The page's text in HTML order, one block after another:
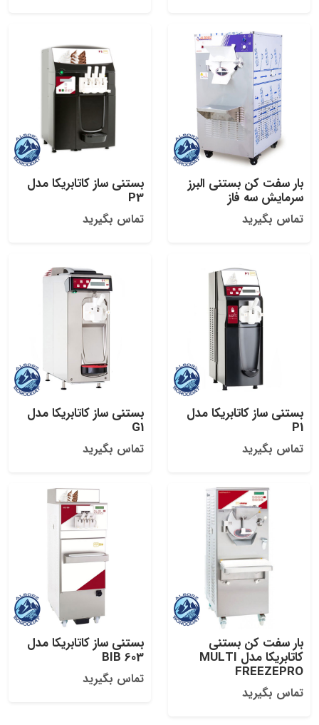
بار سفت کن بستنی البرز
سرمایش سه فاز
تماس بگیرید
بستنی ساز کاتابریکا مدل
P3
تماس بگیرید
بستنی ساز کاتابریکا مدل
P1
تماس بگیرید
بستنی ساز کاتابریکا مدل
G1
تماس بگیرید
بار سفت کن بستنی
کاتابریکا مدل MULTI
FREEZEPRO
تماس بگیرید
بستنی ساز کاتابریکا مدل
603 BIB
تماس بگیرید